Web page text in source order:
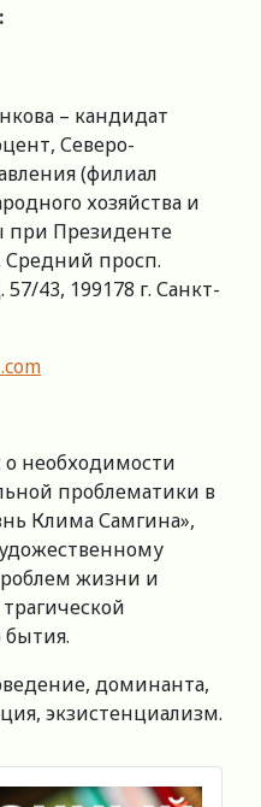
:
– кандидат
Северо-
(филиал
хозяйства и
при Президенте
Средний просп.
57/43, 199178 г. Санкт-
о необходимости
проблематики в
Клима Самгина»,
жизни и
бытия.
доминанта,
экзистенциализм.